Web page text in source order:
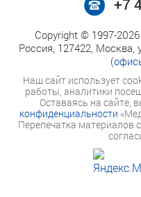
+7
Copyright © 1997-
Россия, 127422, Москва,
(
Наш сайт использует
работы, аналитики
Оставаясь на сайте,
конфиденциальности
Перепечатка материалов